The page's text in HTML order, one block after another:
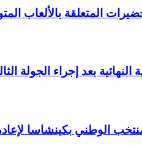
المتعلقة بالألعاب